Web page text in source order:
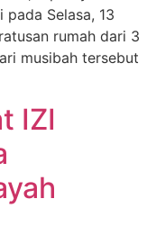
pada Selasa, 13
rumah dari 3
musibah tersebut
IZI